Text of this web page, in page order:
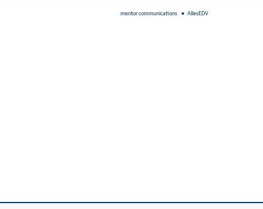
mentor communications AllesEDV